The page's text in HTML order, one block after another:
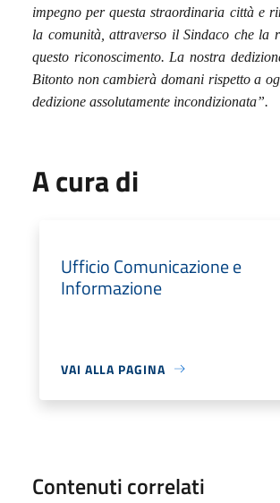
impegno per questa straordinaria città e
la comunità, attraverso il Sindaco che la
questo riconoscimento. La nostra
Bitonto non cambierà domani rispetto a
dedizione assolutamente incondizionata”.
A cura di
Ufficio Comunicazione e
Informazione
VAI ALLA PAGINA
Contenuti correlati